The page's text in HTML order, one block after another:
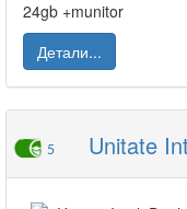
24gb +munitor
Детали...
5 Unitate